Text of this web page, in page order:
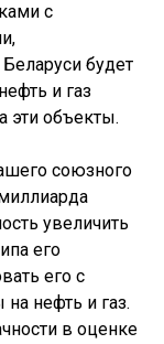
с
будет
и газ
эти объекты.
союзного
увеличить
его
его с
нефть и газ.
в оценке